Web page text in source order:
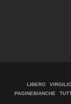
LIBERO
PAGINEBIANCHE